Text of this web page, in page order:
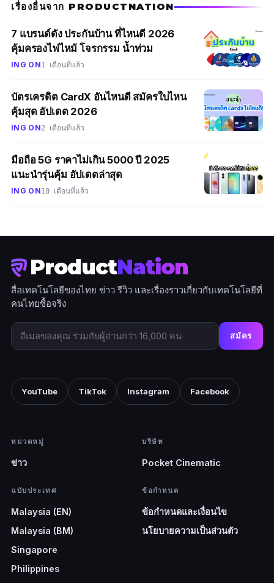
เรื่องอื่นจาก PRODUCTNATION
7 แบรนด์ดัง ประกันบ้าน ที่ไหนดี 2026
คุ้มครองไฟไหม้ โจรกรรม น้ำท่วม
ING ON1 เดือนที่แล้ว
บัตรเครดิต CardX อันไหนดี สมัครใบไหน
คุ้มสุด อัปเดต 2026
ING ON2 เดือนที่แล้ว
มือถือ 5G ราคาไม่เกิน 5000 ปี 2025
แนะนำรุ่นคุ้ม อัปเดตล่าสุด
ING ON10 เดือนที่แล้ว
ProductNation
สื่อเทคโนโลยีของไทย ข่าว รีวิว และเรื่องราวเกี่ยวกับเทคโนโลยีที่
คนไทยซื้อจริง
สมัคร
YouTube TikTok Instagram Facebook
หมวดหมู่
ข่าว
บริษัท
Pocket Cinematic
ฉบับประเทศ
Malaysia (EN)
Malaysia (BM)
Singapore
Philippines
ข้อกำหนด
ข้อกำหนดและเงื่อนไข
นโยบายความเป็นส่วนตัว